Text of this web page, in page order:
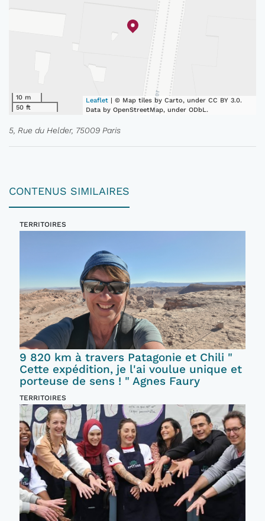
10 m
50 ft
Leaflet | © Map tiles by Carto, under CC BY 3.0.
Data by OpenStreetMap, under ODbL.
5, Rue du Helder, 75009 Paris
CONTENUS SIMILAIRES
TERRITOIRES
9 820 km à travers Patagonie et Chili "
Cette expédition, je l'ai voulue unique et
porteuse de sens ! " Agnes Faury
TERRITOIRES